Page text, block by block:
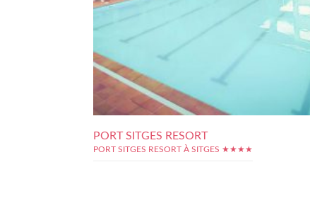
PORT SITGES RESORT
PORT SITGES RESORT À SITGES ★★★★